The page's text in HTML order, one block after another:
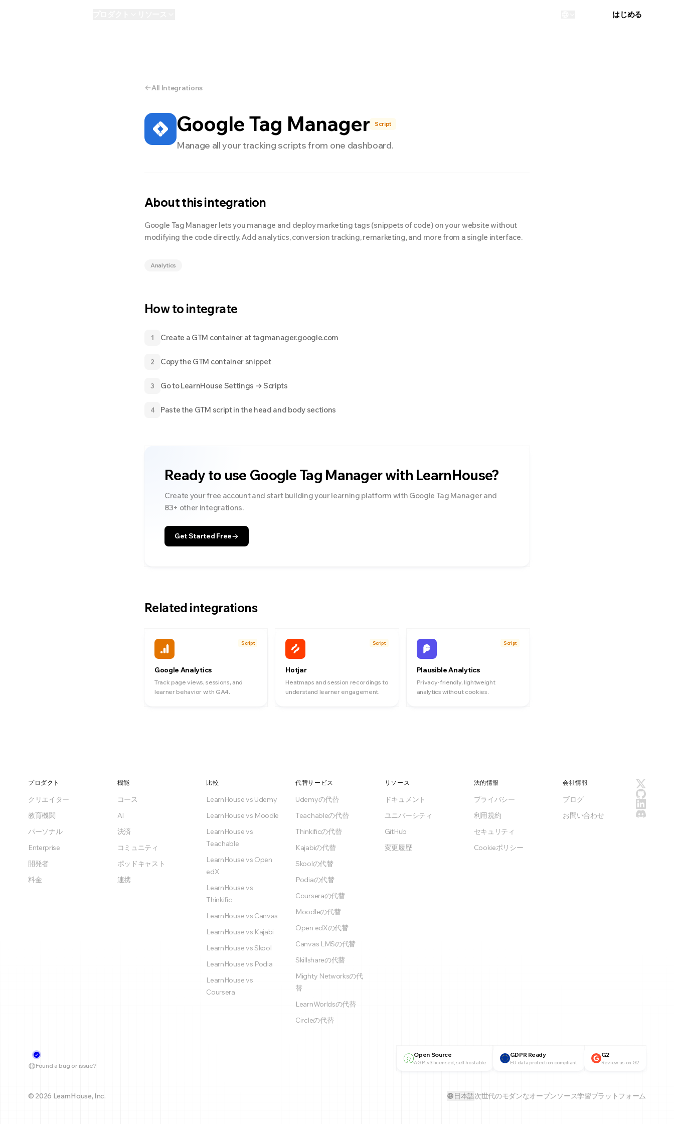
はじめる
All Integrations
Google Tag Manager Script
Manage all your tracking scripts from one dashboard.
About this integration
Google Tag Manager lets you manage and deploy marketing tags (snippets of code) on your website without
modifying the code directly. Add analytics, conversion tracking, remarketing, and more from a single interface.
Analytics
How to integrate
1 Create a GTM container at tagmanager.google.com
2 Copy the GTM container snippet
3 Go to LearnHouse Settings → Scripts
4 Paste the GTM script in the head and body sections
Ready to use Google Tag Managerwith LearnHouse?
Create your free account and start building your learning platform with Google Tag Managerand
83+ other integrations.
Get Started Free
Related integrations
Script
Google Analytics
Track page views, sessions, and
learner behavior with GA4.
Script
Hotjar
Heatmaps and session recordings to
understand learner engagement.
Script
Plausible Analytics
Privacy-friendly, lightweight
analytics without cookies.
プロダクト
クリエイター
教育機関
パーソナル
Enterprise
開発者
料金
機能
コース
AI
決済
コミュニティ
ポッドキャスト
連携
比較
LearnHouse vs Udemy
LearnHouse vs Moodle
LearnHouse vs
Teachable
LearnHouse vs Open
edX
LearnHouse vs
Thinkific
LearnHouse vs Canvas
LearnHouse vs Kajabi
LearnHouse vs Skool
LearnHouse vs Podia
LearnHouse vs
Coursera
代替サービス
Udemyの代替
Teachableの代替
Thinkificの代替
Kajabiの代替
Skoolの代替
Podiaの代替
Courseraの代替
Moodleの代替
Open edXの代替
Canvas LMSの代替
Skillshareの代替
Mighty Networksの代
替
LearnWorldsの代替
Circleの代替
リソース
ドキュメント
ユニバーシティ
GitHub
変更履歴
法的情報
プライバシー
利用規約
セキュリティ
Cookieポリシー
会社情報
ブログ
お問い合わせ
Found a bug or issue?
Open Source
AGPLv3 licensed, self-hostable
GDPR Ready
EU data protection compliant
G2
Review us on G2
© 2026 LearnHouse, Inc. 日本語次世代のモダンなオープンソース学習プラットフォーム